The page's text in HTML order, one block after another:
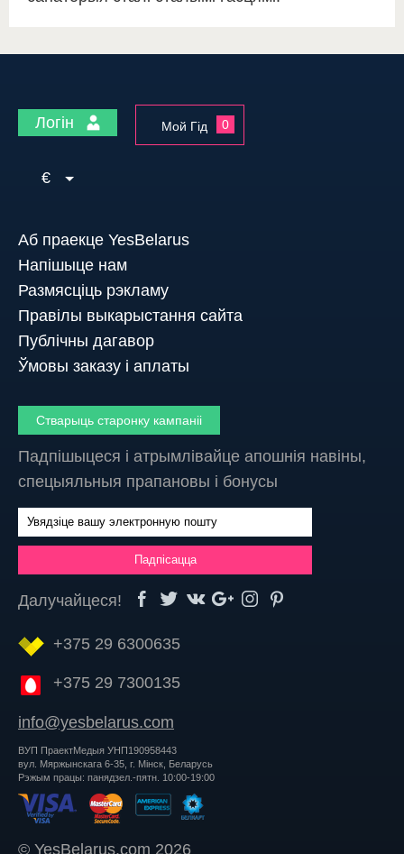
Логін Мой Гід 0
€
Аб праекце YesBelarus
Напішыце нам
Размясціць рэкламу
Правілы выкарыстання сайта
Публічны дагавор
Ўмовы заказу і аплаты
Стварыць старонку кампаніі
Падпішыцеся і атрымлівайце апошнія навіны,
спецыяльныя прапановы і бонусы
Далучайцеся!
+375 29 6300635
+375 29 7300135
info@yesbelarus.com
ВУП ПраектМедыя УНП190958443
вул. Мяржынскага 6-35, г. Мінск, Беларусь
Рэжым працы: панядзел.-пятн. 10:00-19:00
© YesBelarus.com 2026